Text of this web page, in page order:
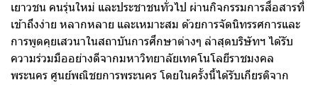
เยาวชน คนรุ่นใหม่ และประชาชนทั่วไป ผ่านกิจกรรมการสื่อสารที่
เข้าถึงง่าย หลากหลาย และเหมาะสม ด้วยการจัดนิทรรศการและ
การพูดคุยเสวนาในสถาบันการศึกษาต่างๆ ล่าสุดบริษัทฯ ได้รับ
ความร่วมมืออย่างดีจากมหาวิทยาลัยเทคโนโลยีราชมงคล
พระนคร ศูนย์พณิชยการพระนคร โดยในครั้งนี้ได้รับเกียรติจาก